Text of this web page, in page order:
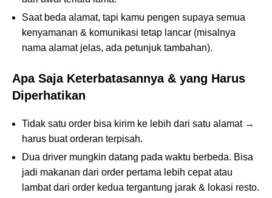
Saat beda alamat, tapi kamu pengen supaya semua
kenyamanan & komunikasi tetap lancar (misalnya
nama alamat jelas, ada petunjuk tambahan).
Apa Saja Keterbatasannya & yang Harus
Diperhatikan
Tidak satu order bisa kirim ke lebih dari satu alamat →
harus buat orderan terpisah.
Dua driver mungkin datang pada waktu berbeda. Bisa
jadi makanan dari order pertama lebih cepat atau
lambat dari order kedua tergantung jarak & lokasi resto.